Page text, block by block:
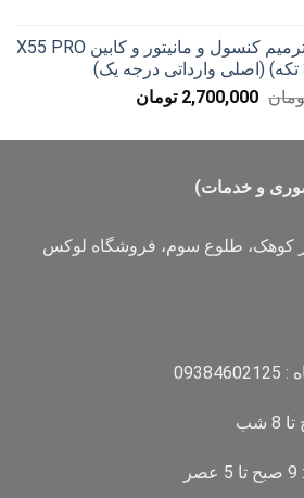
بود.
است.
محافظ خودترمیم کنسول و مانیتور و کابین X55 PRO
قیمت
4,000,000 تومان
2,700,000 تومانقیمت
2,700,000 تومان
و خدمات)
کوهک، طلوع سوم، فروشگاه لوکس
: 9 صبح تا 5 عصر